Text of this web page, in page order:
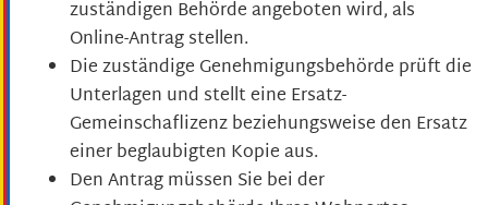
zuständigen Behörde angeboten wird, als
Online-Antrag stellen.
Die zuständige Genehmigungsbehörde prüft die
Unterlagen und stellt eine Ersatz-
Gemeinschaflizenz beziehungsweise den Ersatz
einer beglaubigten Kopie aus.
Den Antrag müssen Sie bei der